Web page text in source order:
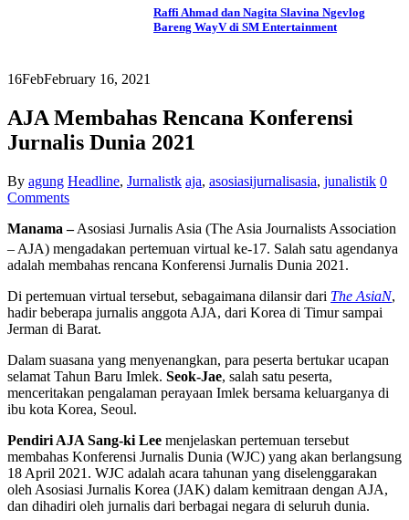
Raffi Ahmad dan Nagita Slavina Ngevlog
Bareng WayV di SM Entertainment
16FebFebruary 16, 2021
AJA Membahas Rencana Konferensi
Jurnalis Dunia 2021
By agung Headline, Jurnalistk aja, asosiasijurnalisasia, junalistik 0
Comments
Manama –Asosiasi Jurnalis Asia (The Asia Journalists Association
– AJA) mengadakan pertemuan virtual ke-17. Salah satu agendanya
adalah membahas rencana Konferensi Jurnalis Dunia 2021.
Di pertemuan virtual tersebut, sebagaimana dilansir dari The AsiaN,
hadir beberapa jurnalis anggota AJA, dari Korea di Timur sampai
Jerman di Barat.
Dalam suasana yang menyenangkan, para peserta bertukar ucapan
selamat Tahun Baru Imlek. Seok-Jae, salah satu peserta,
menceritakan pengalaman perayaan Imlek bersama keluarganya di
ibu kota Korea, Seoul.
Pendiri AJA Sang-ki Lee menjelaskan pertemuan tersebut
membahas Konferensi Jurnalis Dunia (WJC) yang akan berlangsung
18 April 2021. WJC adalah acara tahunan yang diselenggarakan
oleh Asosiasi Jurnalis Korea (JAK) dalam kemitraan dengan AJA,
dan dihadiri oleh jurnalis dari berbagai negara di seluruh dunia.